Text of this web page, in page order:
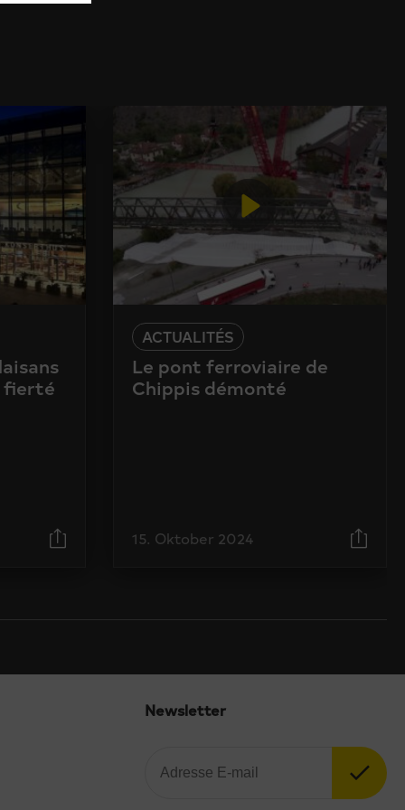
fierté
ACTUALITÉS
Le pont ferroviaire de
Chippis démonté
15. Oktober 2024
Newsletter